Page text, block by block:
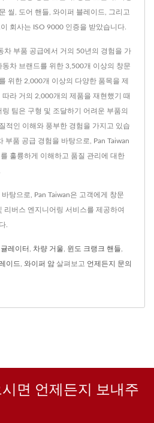
씰, 도어 핸들, 와이퍼 블레이드, 그리고
회사는 ISO 9000 인증을 받았습니다.
차 부품 공급에서 거의 50년의 경험을 가
차 브랜드를 위한 3,500개 이상의 창문
위한 2,000개 이상의 다양한 품목을 제
라 거의 2,000개의 제품을 재현했기 때
팀은 구형 및 조달하기 어려운 부품의
적인 이해와 풍부한 경험을 가지고 있습
부품 공급 경험을 바탕으로, Pan Taiwan
훌륭하게 이해하고 품질 관리에 대한
탕으로, Pan Taiwan은 고객에게 창문
리버스 엔지니어링 서비스를 제공하여
.
레이터 , 차량 거울, 윈도 크랭크 핸들,
이드, 와이퍼 암 살펴보고 언제든지 문의
면 언제든지 보내주